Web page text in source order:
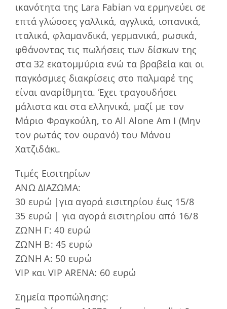
ικανότητα της Lara Fabian να ερμηνεύει σε
επτά γλώσσες γαλλικά, αγγλικά, ισπανικά,
ιταλικά, φλαμανδικά, γερμανικά, ρωσικά,
φθάνοντας τις πωλήσεις των δίσκων της
στα 32 εκατομμύρια ενώ τα βραβεία και οι
παγκόσμιες διακρίσεις στο παλμαρέ της
είναι αναρίθμητα. Έχει τραγουδήσει
μάλιστα και στα ελληνικά, μαζί με τον
Μάριο Φραγκούλη, το All Alone Am I (Μην
τον ρωτάς τον ουρανό) του Μάνου
Χατζιδάκι.
Τιμές Εισιτηρίων
ΑΝΩ ΔΙΑΖΩΜΑ:
30 ευρώ |για αγορά εισιτηρίου έως 15/8
35 ευρώ | για αγορά εισιτηρίου από 16/8
ΖΩΝΗ Γ: 40 ευρώ
ΖΩΝΗ Β: 45 ευρώ
ΖΩΝΗ Α: 50 ευρώ
VIP και VIP ARENA: 60 ευρώ
Σημεία προπώλησης: